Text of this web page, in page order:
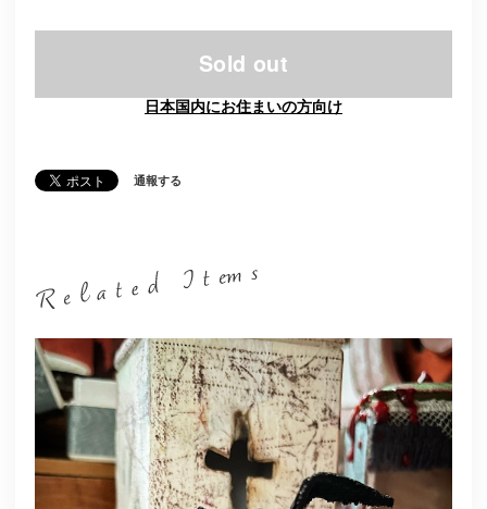
Sold out
日本国内にお住まいの方向け
通報する